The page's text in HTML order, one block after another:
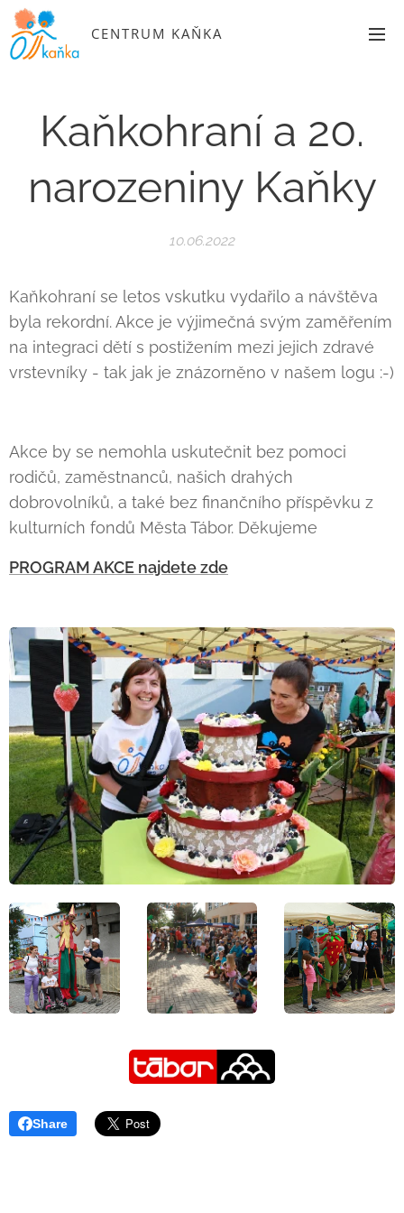
CENTRUM KAŇKA
Kaňkohraní a 20.
narozeniny Kaňky
10.06.2022
Kaňkohraní se letos vskutku vydařilo a návštěva
byla rekordní. Akce je výjimečná svým zaměřením
na integraci dětí s postižením mezi jejich zdravé
vrstevníky - tak jak je znázorněno v našem logu :-)
Akce by se nemohla uskutečnit bez pomoci
rodičů, zaměstnanců, našich drahých
dobrovolníků, a také bez finančního příspěvku z
kulturních fondů Města Tábor. Děkujeme
PROGRAM AKCE najdete zde
Share